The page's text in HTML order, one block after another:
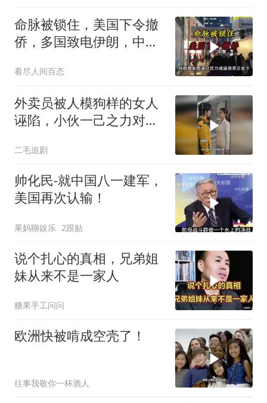
命脉被锁住，美国下令撤
侨，多国致电伊朗，中国
看尽人间百态
外卖员被人模狗样的女人
诬陷，小伙一己之力对抗
二毛追剧
帅化民-就中国八一建军，
美国再次认输！
果妈聊娱乐 2跟贴
说个扎心的真相，兄弟姐
妹从来不是一家人
糖果手工问问
欧洲快被啃成空壳了！
往事我敬你一杯酒人